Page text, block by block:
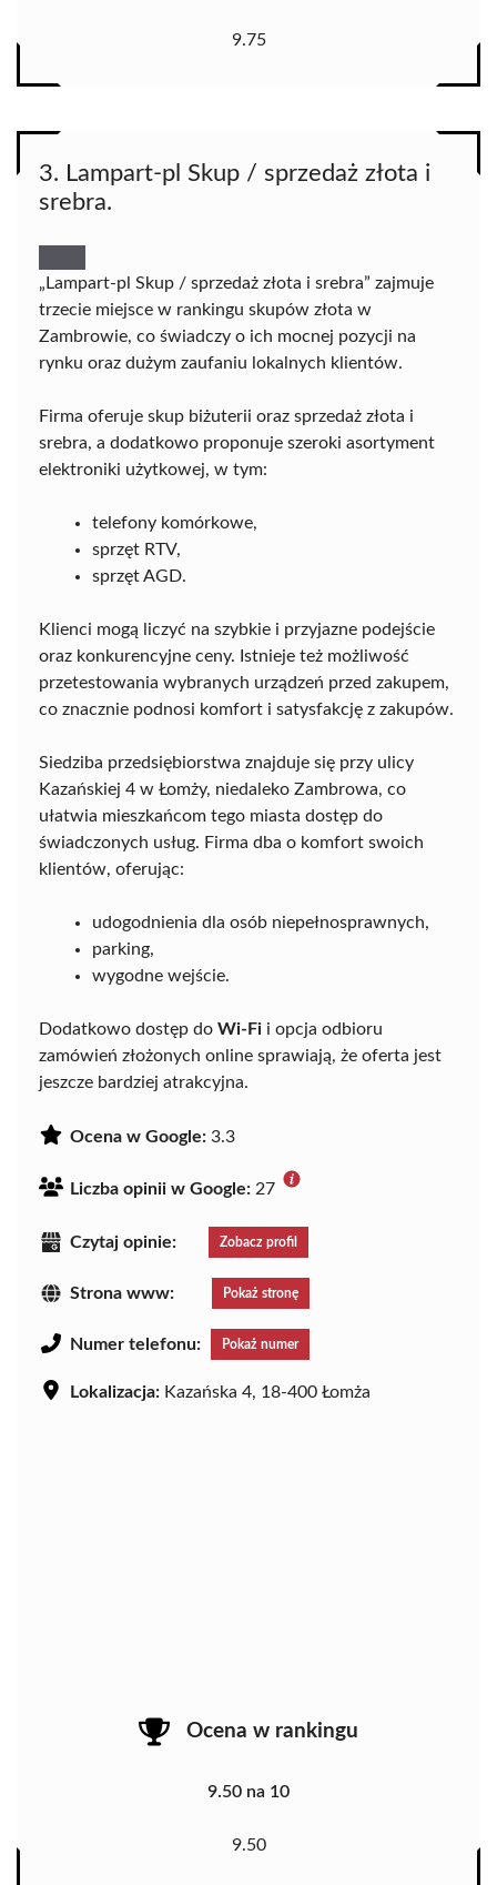
9.75
3. Lampart-pl Skup / sprzedaż złota i
srebra.
„Lampart-pl Skup / sprzedaż złota i srebra” zajmuje
trzecie miejsce w rankingu skupów złota w
Zambrowie, co świadczy o ich mocnej pozycji na
rynku oraz dużym zaufaniu lokalnych klientów.
Firma oferuje skup biżuterii oraz sprzedaż złota i
srebra, a dodatkowo proponuje szeroki asortyment
elektroniki użytkowej, w tym:
telefony komórkowe,
sprzęt RTV,
sprzęt AGD.
Klienci mogą liczyć na szybkie i przyjazne podejście
oraz konkurencyjne ceny. Istnieje też możliwość
przetestowania wybranych urządzeń przed zakupem,
co znacznie podnosi komfort i satysfakcję z zakupów.
Siedziba przedsiębiorstwa znajduje się przy ulicy
Kazańskiej 4 w Łomży, niedaleko Zambrowa, co
ułatwia mieszkańcom tego miasta dostęp do
świadczonych usług. Firma dba o komfort swoich
klientów, oferując:
udogodnienia dla osób niepełnosprawnych,
parking,
wygodne wejście.
Dodatkowo dostęp do Wi-Fi i opcja odbioru
zamówień złożonych online sprawiają, że oferta jest
jeszcze bardziej atrakcyjna.
Ocena w Google: 3.3
Liczba opinii w Google: 27
Czytaj opinie: Zobacz profil
Strona www: Pokaż stronę
Numer telefonu: Pokaż numer
Lokalizacja: Kazańska 4, 18-400 Łomża
Ocena w rankingu
9.50 na 10
9.50